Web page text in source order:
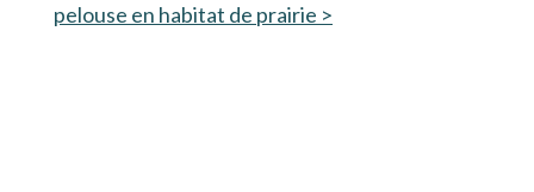
pelouse en habitat de prairie >